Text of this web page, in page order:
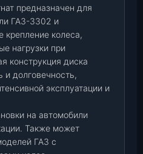
предназначен для
ГАЗ-3302 и
крепление колеса,
нагрузки при
конструкция диска
и долговечность,
эксплуатации и
на автомобили
Также может
ГАЗ с